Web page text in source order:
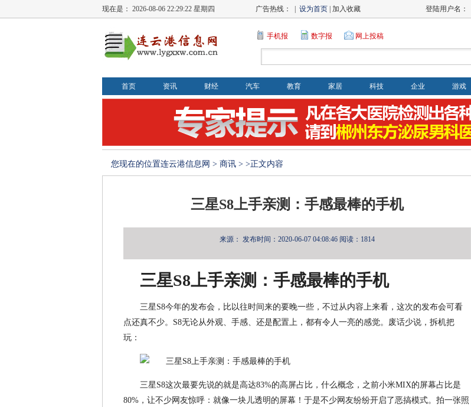
现在是： 2026-08-06 22:29:23 星期四 广告热线： | 设为首页 | 加入收藏 登陆用户名：
手机报 数字报 网上投稿
首页 资讯 财经 汽车 教育 家居 科技 企业 游戏
您现在的位置连云港信息网 > 商讯 > >正文内容
三星S8上手亲测：手感最棒的手机
来源： 发布时间：2020-06-07 04:08:46 阅读：1814
三星S8上手亲测：手感最棒的手机
三星S8今年的发布会，比以往时间来的要晚一些，不过从内容上来看，这次的发布会可看
点还真不少。S8无论从外观、手感、还是配置上，都有令人一亮的感觉。废话少说，拆机把
玩：
三星S8这次最要先说的就是高达83%的高屏占比，什么概念，之前小米MIX的屏幕占比是
80%，让不少网友惊呼：就像一块儿透明的屏幕！于是不少网友纷纷开启了恶搞模式。拍一张照